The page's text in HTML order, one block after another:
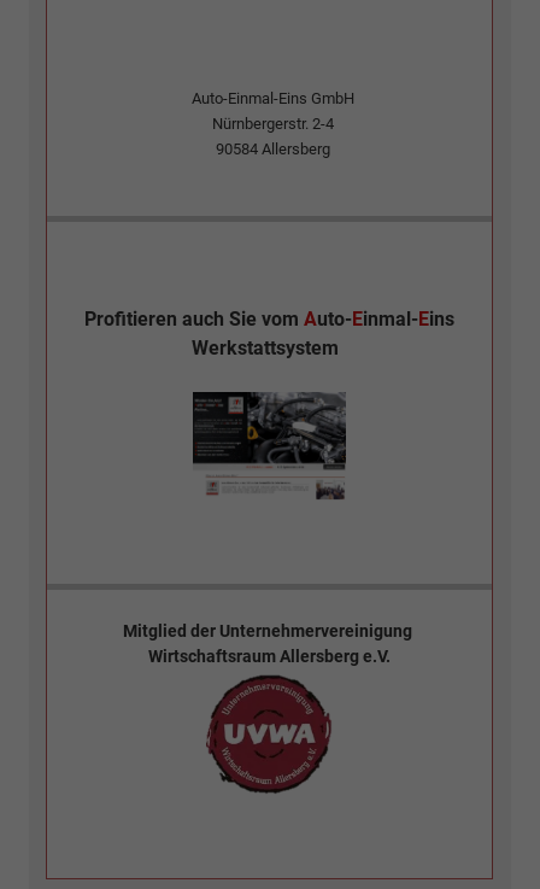
Auto-Einmal-Eins GmbH
Nürnbergerstr. 2-4
90584 Allersberg
Profitieren auch Sie vomAuto-Einmal-Eins
Werkstattsystem
Mitglied der Unternehmervereinigung
Wirtschaftsraum Allersberg e.V.